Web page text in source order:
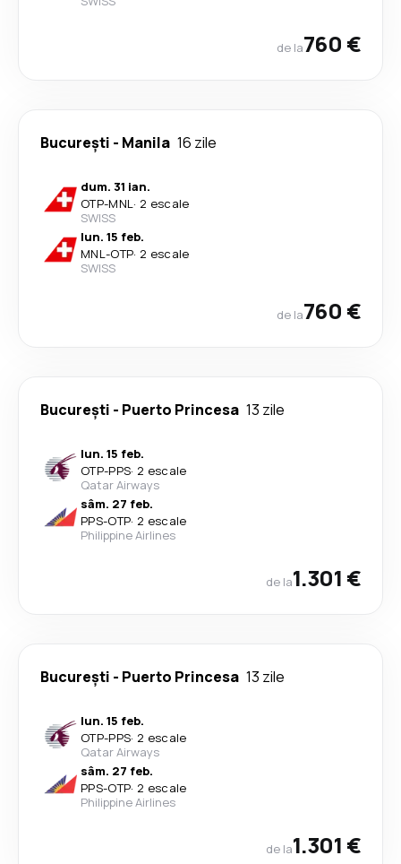
de la760 €
București - Manila 16 zile
dum. 31 ian.
OTP-MNL· 2 escale
SWISS
lun. 15 feb.
MNL-OTP· 2 escale
SWISS
de la760 €
București - Puerto Princesa 13 zile
lun. 15 feb.
OTP-PPS· 2 escale
Qatar Airways
sâm. 27 feb.
PPS-OTP· 2 escale
Philippine Airlines
de la1.301 €
București - Puerto Princesa 13 zile
lun. 15 feb.
OTP-PPS· 2 escale
Qatar Airways
sâm. 27 feb.
PPS-OTP· 2 escale
Philippine Airlines
de la1.301 €